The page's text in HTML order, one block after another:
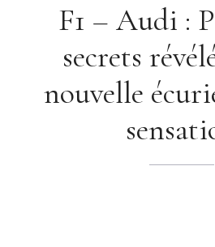
F1 – Audi :
secrets
nouvelle